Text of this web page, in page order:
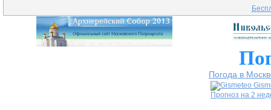
Погода в
Прогноз на 2